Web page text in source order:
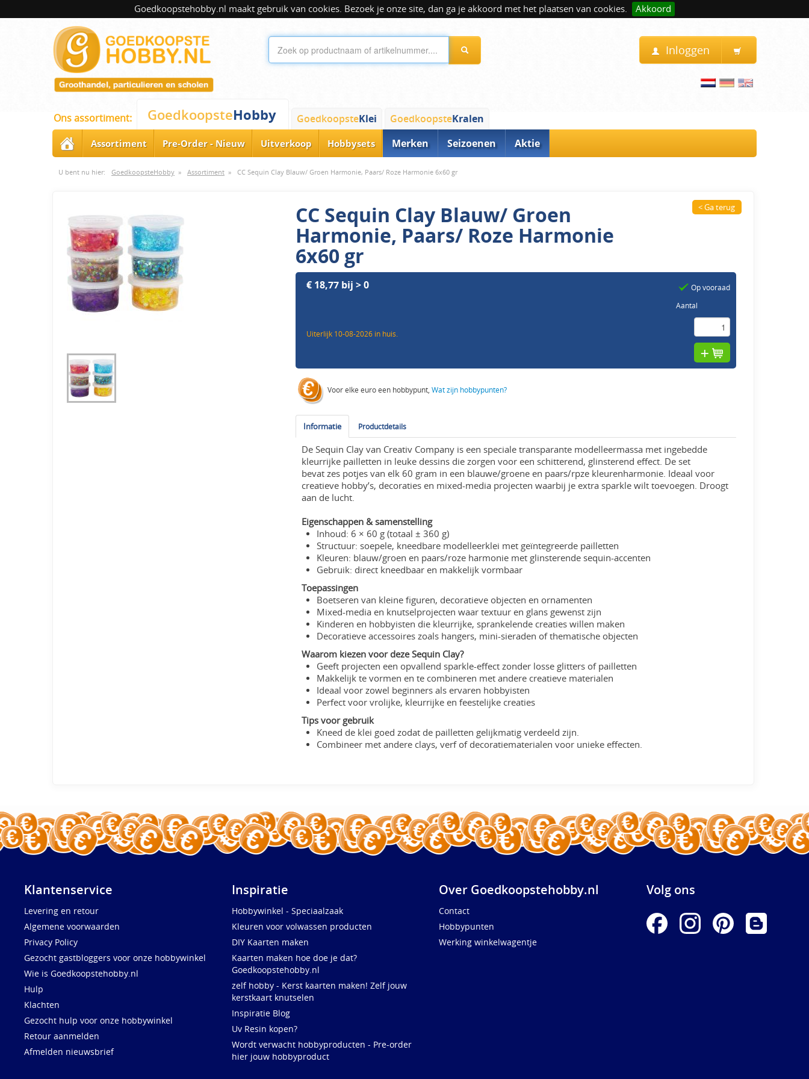
Goedkoopstehobby.nl maakt gebruik van cookies. Bezoek je onze site, dan ga je akkoord met het plaatsen van cookies. Akkoord
Inloggen
Ons assortiment: GoedkoopsteHobby GoedkoopsteKlei GoedkoopsteKralen
Assortiment Pre-Order - Nieuw Uitverkoop Hobbysets Merken Seizoenen Aktie
U bent nu hier: GoedkoopsteHobby » Assortiment » CC Sequin Clay Blauw/ Groen Harmonie, Paars/ Roze Harmonie 6x60 gr
CC Sequin Clay Blauw/ Groen
Harmonie, Paars/ Roze Harmonie
6x60 gr
< Ga terug
€ 18,77 bij > 0
Uiterlijk 10-08-2026 in huis.
Op vooraad
Aantal
Voor elke euro een hobbypunt,Wat zijn hobbypunten?
Informatie Productdetails
De Sequin Clay van Creativ Company is een speciale transparante modelleermassa met ingebedde
kleurrijke pailletten in leuke dessins die zorgen voor een schitterend, glinsterend effect. De set
bevat zes potjes van elk 60 gram in een blauwe/groene en paars/rpze kleurenharmonie. Ideaal voor
creatieve hobby’s, decoraties en mixed-media projecten waarbij je extra sparkle wilt toevoegen. Droogt
aan de lucht.
Eigenschappen & samenstelling
Inhoud: 6 × 60 g (totaal ± 360 g)
Structuur: soepele, kneedbare modelleerklei met geïntegreerde pailletten
Kleuren: blauw/groen en paars/roze harmonie met glinsterende sequin-accenten
Gebruik: direct kneedbaar en makkelijk vormbaar
Toepassingen
Boetseren van kleine figuren, decoratieve objecten en ornamenten
Mixed-media en knutselprojecten waar textuur en glans gewenst zijn
Kinderen en hobbyisten die kleurrijke, sprankelende creaties willen maken
Decoratieve accessoires zoals hangers, mini-sieraden of thematische objecten
Waarom kiezen voor deze Sequin Clay?
Geeft projecten een opvallend sparkle-effect zonder losse glitters of pailletten
Makkelijk te vormen en te combineren met andere creatieve materialen
Ideaal voor zowel beginners als ervaren hobbyisten
Perfect voor vrolijke, kleurrijke en feestelijke creaties
Tips voor gebruik
Kneed de klei goed zodat de pailletten gelijkmatig verdeeld zijn.
Combineer met andere clays, verf of decoratiematerialen voor unieke effecten.
Klantenservice
Levering en retour
Algemene voorwaarden
Privacy Policy
Gezocht gastbloggers voor onze hobbywinkel
Wie is Goedkoopstehobby.nl
Hulp
Klachten
Gezocht hulp voor onze hobbywinkel
Retour aanmelden
Afmelden nieuwsbrief
Inspiratie
Hobbywinkel - Speciaalzaak
Kleuren voor volwassen producten
DIY Kaarten maken
Kaarten maken hoe doe je dat?
Goedkoopstehobby.nl
zelf hobby - Kerst kaarten maken! Zelf jouw
kerstkaart knutselen
Inspiratie Blog
Uv Resin kopen?
Wordt verwacht hobbyproducten - Pre-order
hier jouw hobbyproduct
Over Goedkoopstehobby.nl
Contact
Hobbypunten
Werking winkelwagentje
Volg ons